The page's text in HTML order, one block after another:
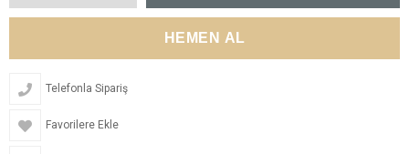
Telefonla Sipariş
Favorilere Ekle